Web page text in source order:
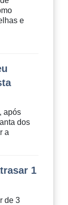
e
após
dos
a
1
de 3